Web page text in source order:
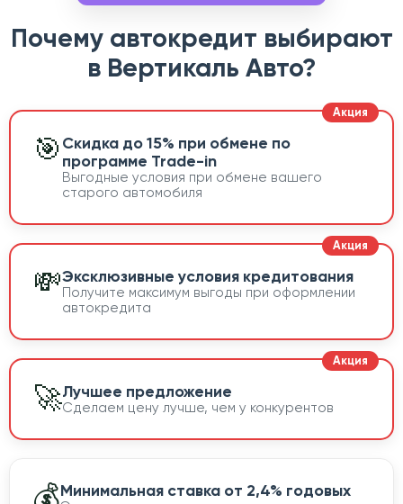
Почему автокредит выбирают
в Вертикаль Авто?
🎯 Скидка до 15% при обмене по
программе Trade-in
Выгодные условия при обмене вашего
старого автомобиля
💸Эксклюзивные условия кредитования
Получите максимум выгоды при оформлении
автокредита
🚀Лучшее предложение
Сделаем цену лучше, чем у конкурентов
💰Минимальная ставка от 2,4% годовых